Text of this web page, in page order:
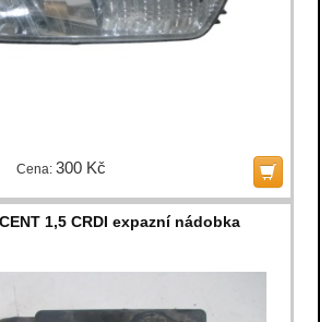
Cena: 300 Kč
1,5 CRDI expazní nádobka